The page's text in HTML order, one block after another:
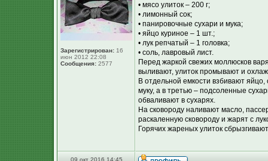
Зарегистрирован: 16
июн 2012 22:08
Сообщения: 2577
• мясо улиток – 200 г;
• лимонный сок;
• панировочные сухари и мука;
• яйцо куриное – 1 шт.;
• лук репчатый – 1 головка;
• соль, лавровый лист.
Перед жаркой свежих моллюсков
выливают, улиток промывают и
В отдельной емкости взбивают
муку, а в третью – подсоленные
обваливают в сухарях.
На сковороду наливают масло,
раскаленную сковороду и жарят с
Горячих жареных улиток
09 окт 2016 14:45